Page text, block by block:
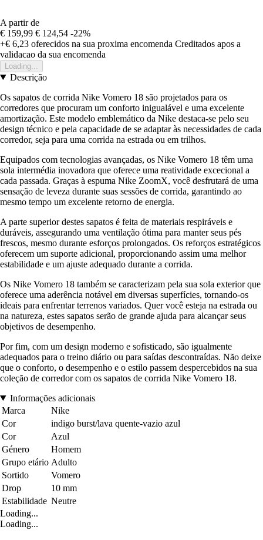
A partir de
€ 159,99 € 124,54 -22%
+€ 6,23 oferecidos na sua proxima encomenda Creditados apos a
validacao da sua encomenda
Loading...
Descrição
Os sapatos de corrida Nike Vomero 18 são projetados para os
corredores que procuram um conforto inigualável e uma excelente
amortização. Este modelo emblemático da Nike destaca-se pelo seu
design técnico e pela capacidade de se adaptar às necessidades de cada
corredor, seja para uma corrida na estrada ou em trilhos.
Equipados com tecnologias avançadas, os Nike Vomero 18 têm uma
sola intermédia inovadora que oferece uma reatividade excecional a
cada passada. Graças à espuma Nike ZoomX, você desfrutará de uma
sensação de leveza durante suas sessões de corrida, garantindo ao
mesmo tempo um excelente retorno de energia.
A parte superior destes sapatos é feita de materiais respiráveis e
duráveis, assegurando uma ventilação ótima para manter seus pés
frescos, mesmo durante esforços prolongados. Os reforços estratégicos
oferecem um suporte adicional, proporcionando assim uma melhor
estabilidade e um ajuste adequado durante a corrida.
Os Nike Vomero 18 também se caracterizam pela sua sola exterior que
oferece uma aderência notável em diversas superfícies, tornando-os
ideais para enfrentar terrenos variados. Quer você esteja na estrada ou
na natureza, estes sapatos serão de grande ajuda para alcançar seus
objetivos de desempenho.
Por fim, com um design moderno e sofisticado, são igualmente
adequados para o treino diário ou para saídas descontraídas. Não deixe
que o conforto, o desempenho e o estilo passem despercebidos na sua
coleção de corredor com os sapatos de corrida Nike Vomero 18.
Informações adicionais
Marca
Nike
Cor
indigo burst/lava quente-vazio azul
Cor
Azul
Género
Homem
Grupo etário Adulto
Sortido
Vomero
Drop
10 mm
Estabilidade Neutre
Loading...
Loading...